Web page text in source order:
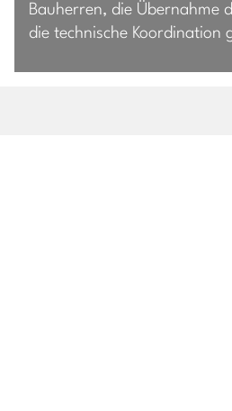
Bauherren, die Übernahme
die technische Koordination